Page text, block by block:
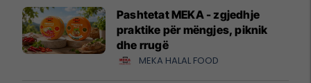
Pashtetat MEKA - zgjedhje
praktike për mëngjes, piknik
dhe rrugë
MEKA HALAL FOOD